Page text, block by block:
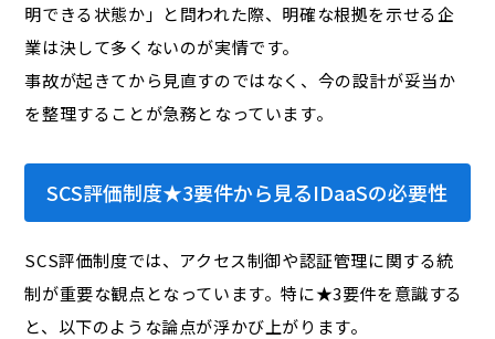
明できる状態か」と問われた際、明確な根拠を示せる企
業は決して多くないのが実情です。
事故が起きてから見直すのではなく、 今の設計が妥当か
を整理することが急務となっています。
SCS評価制度★3要件から見るIDaaSの必要性
SCS評価制度では、アクセス制御や認証管理に関する統
制が重要な観点となっています。特に★3要件を意識する
と、以下のような論点が浮かび上がります。